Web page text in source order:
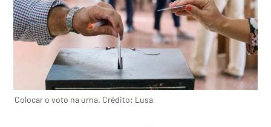
Colocar o voto na urna. Crédito: Lusa